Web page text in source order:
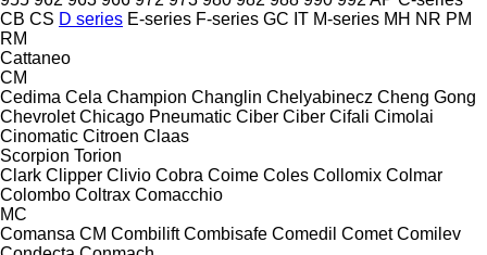
CB CS D series E-series F-series GC IT M-series MH NR PM
RM
Cattaneo
CM
Cedima Cela Champion Changlin Chelyabinecz Cheng Gong
Chevrolet Chicago Pneumatic Ciber Ciber Cifali Cimolai
Cinomatic Citroen Claas
Scorpion Torion
Clark Clipper Clivio Cobra Coime Coles Collomix Colmar
Colombo Coltrax Comacchio
MC
Comansa CM Combilift Combisafe Comedil Comet Comilev